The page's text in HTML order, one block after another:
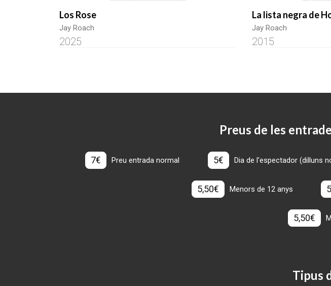
Los Rose
Jay Roach
2025
La lista negra de
Jay Roach
2015
Preus de les
7€ Preu entrada normal 5€ Dia de l'espectador (dilluns
5,50€ Menors de 12 anys
5,50€
Tipus